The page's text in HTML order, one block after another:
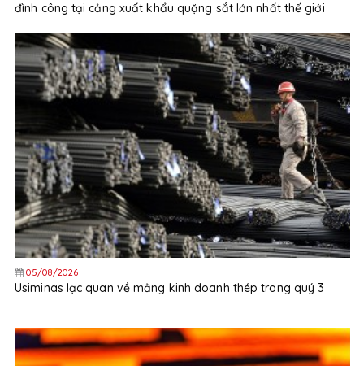
đình công tại cảng xuất khẩu quặng sắt lớn nhất thế giới
05/08/2026
Usiminas lạc quan về mảng kinh doanh thép trong quý 3